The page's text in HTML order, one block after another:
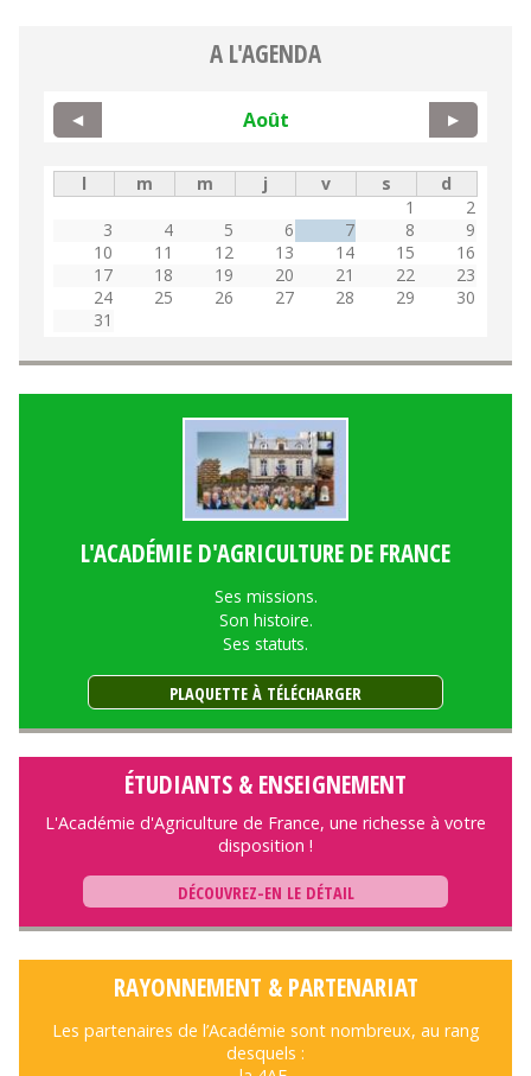
A L'AGENDA
Août
◀ ▶
l m m j v s
d
1
2
3
4 5 6 7 8
9
10
11 12 13 14 15
16
17
18 19 20 21 22
23
24
25 26 27 28 29
30
31
L'ACADÉMIE D'AGRICULTURE DE FRANCE
Ses missions.
Son histoire.
Ses statuts.
PLAQUETTE À TÉLÉCHARGER
ÉTUDIANTS & ENSEIGNEMENT
L'Académie d'Agriculture de France, une richesse à votre
disposition !
DÉCOUVREZ-EN LE DÉTAIL
RAYONNEMENT & PARTENARIAT
Les partenaires de l’Académie sont nombreux, au rang
desquels :